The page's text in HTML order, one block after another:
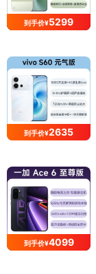
到手价¥5299
到手价¥2635
到手价¥4099